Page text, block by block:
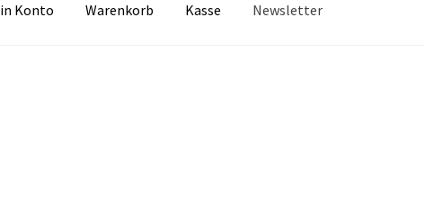
Konto Warenkorb Kasse Newsletter